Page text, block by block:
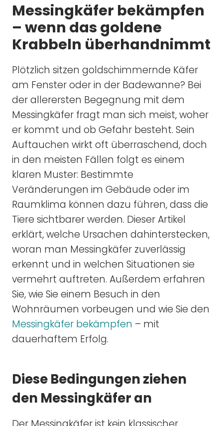
Messingkäfer bekämpfen
– wenn das goldene
Krabbeln überhandnimmt
Plötzlich sitzen goldschimmernde Käfer
am Fenster oder in der Badewanne? Bei
der allerersten Begegnung mit dem
Messingkäfer fragt man sich meist, woher
er kommt und ob Gefahr besteht. Sein
Auftauchen wirkt oft überraschend, doch
in den meisten Fällen folgt es einem
klaren Muster: Bestimmte
Veränderungen im Gebäude oder im
Raumklima können dazu führen, dass die
Tiere sichtbarer werden. Dieser Artikel
erklärt, welche Ursachen dahinterstecken,
woran man Messingkäfer zuverlässig
erkennt und in welchen Situationen sie
vermehrt auftreten. Außerdem erfahren
Sie, wie Sie einem Besuch in den
Wohnräumen vorbeugen und wie Sie den
Messingkäfer bekämpfen – mit
dauerhaftem Erfolg.
Diese Bedingungen ziehen
den Messingkäfer an